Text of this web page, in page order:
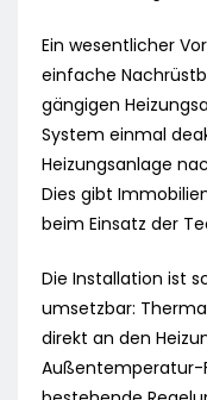
Ein wesentlicher
einfache
gängigen
System einmal
Heizungsanlage
Dies gibt
beim Einsatz der
Die Installation ist
umsetzbar:
direkt an den
Außentemperatur-